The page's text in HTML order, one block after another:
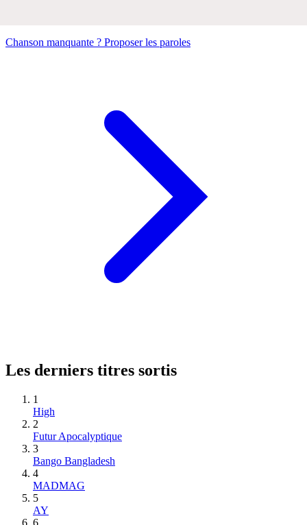
Chanson manquante ? Proposer les paroles
Les derniers titres sortis
1
High
2
Futur Apocalyptique
3
Bango Bangladesh
4
MADMAG
5
AY
6